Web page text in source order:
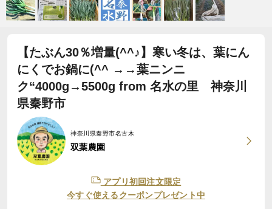
【たぶん30％増量(^^♪】寒い冬は、葉にん
にくでお鍋に(^^ →→葉ニンニ
ク“4000g→5500g from 名水の里 神奈川
県秦野市
神奈川県秦野市名古木
双葉農園
アプリ初回注文限定
今すぐ使えるクーポンプレゼント中